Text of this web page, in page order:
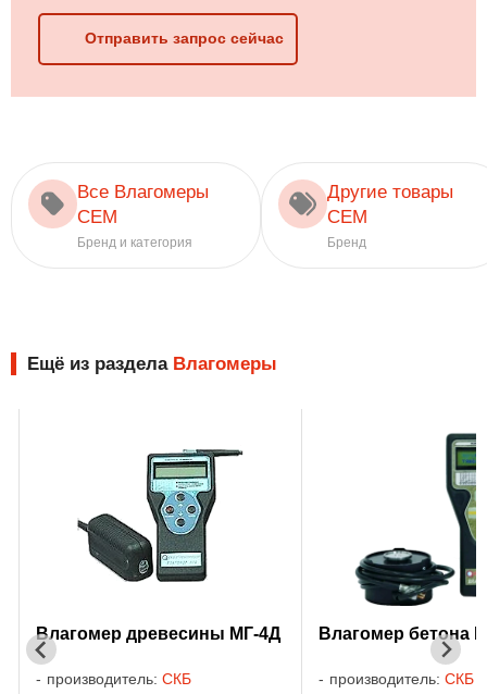
Отправить запрос сейчас
Все Влагомеры
CEM
Бренд и категория
Другие товары
CEM
Бренд
Ещё из раздела Влагомеры
Влагомер древесины МГ-4Д
производитель: СКБ
Влагомер бетона
производитель: СКБ